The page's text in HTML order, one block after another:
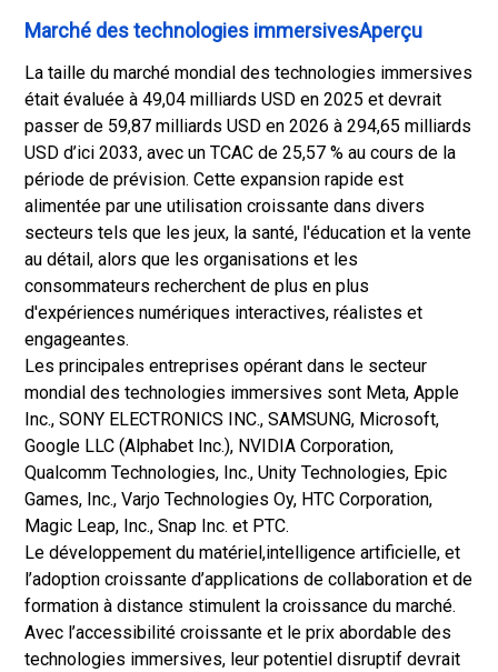
Marché des technologies immersivesAperçu
La taille du marché mondial des technologies immersives
était évaluée à 49,04 milliards USD en 2025 et devrait
passer de 59,87 milliards USD en 2026 à 294,65 milliards
USD d’ici 2033, avec un TCAC de 25,57 % au cours de la
période de prévision. Cette expansion rapide est
alimentée par une utilisation croissante dans divers
secteurs tels que les jeux, la santé, l'éducation et la vente
au détail, alors que les organisations et les
consommateurs recherchent de plus en plus
d'expériences numériques interactives, réalistes et
engageantes.
Les principales entreprises opérant dans le secteur
mondial des technologies immersives sont Meta, Apple
Inc., SONY ELECTRONICS INC., SAMSUNG, Microsoft,
Google LLC (Alphabet Inc.), NVIDIA Corporation,
Qualcomm Technologies, Inc., Unity Technologies, Epic
Games, Inc., Varjo Technologies Oy, HTC Corporation,
Magic Leap, Inc., Snap Inc. et PTC.
Le développement du matériel,intelligence artificielle, et
l’adoption croissante d’applications de collaboration et de
formation à distance stimulent la croissance du marché.
Avec l’accessibilité croissante et le prix abordable des
technologies immersives, leur potentiel disruptif devrait